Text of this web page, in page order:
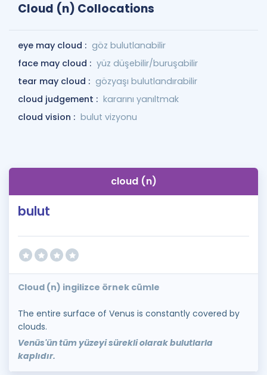
Cloud (n) Collocations
eye may cloud : göz bulutlanabilir
face may cloud : yüz düşebilir/buruşabilir
tear may cloud : gözyaşı bulutlandırabilir
cloud judgement : kararını yanıltmak
cloud vision : bulut vizyonu
cloud (n)
bulut
Cloud (n) ingilizce örnek cümle
The entire surface of Venus is constantly covered by
clouds.
Venüs'ün tüm yüzeyi sürekli olarak bulutlarla
kaplıdır.